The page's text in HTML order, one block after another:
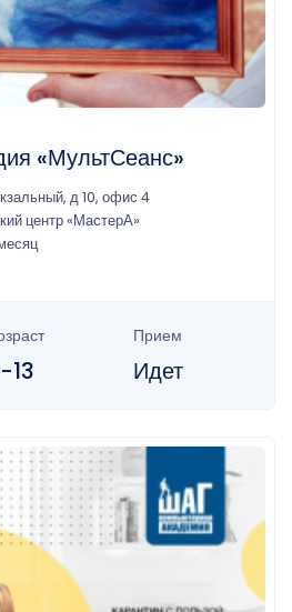
«МультСеанс»
д 10, офис 4
центр «МастерА»
13
Прием
Идет